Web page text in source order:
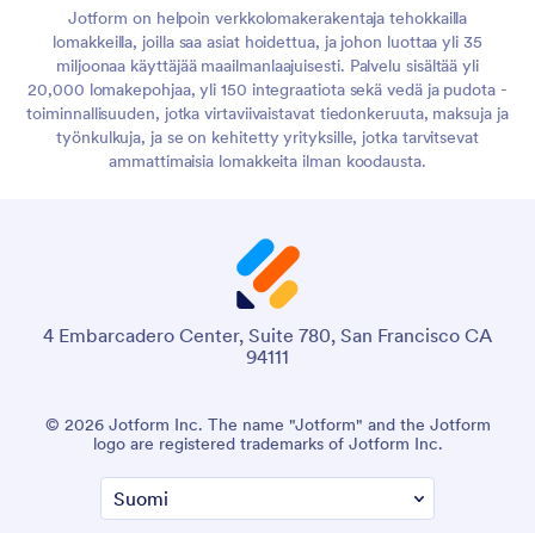
Jotform on helpoin verkkolomakerakentaja tehokkailla
lomakkeilla, joilla saa asiat hoidettua, ja johon luottaa yli 35
miljoonaa käyttäjää maailmanlaajuisesti. Palvelu sisältää yli
20,000 lomakepohjaa, yli 150 integraatiota sekä vedä ja pudota -
toiminnallisuuden, jotka virtaviivaistavat tiedonkeruuta, maksuja ja
työnkulkuja, ja se on kehitetty yrityksille, jotka tarvitsevat
ammattimaisia lomakkeita ilman koodausta.
4 Embarcadero Center, Suite 780, San Francisco CA
94111
© 2026 Jotform Inc. The name "Jotform" and the Jotform
logo are registered trademarks of Jotform Inc.